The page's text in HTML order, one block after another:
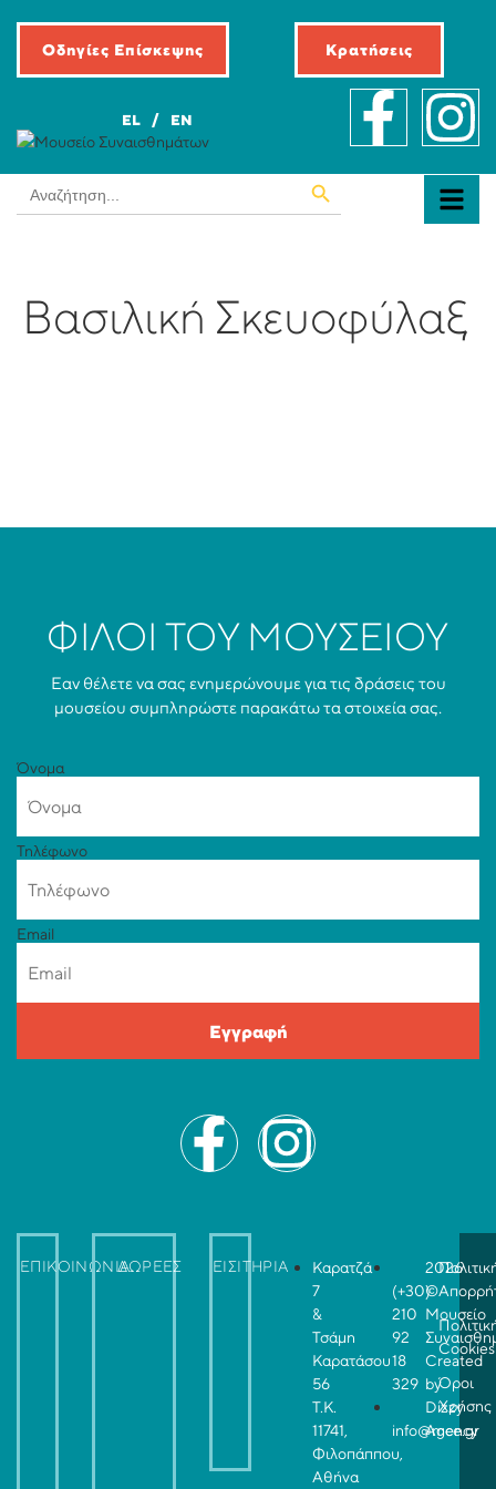
EL EN
Οδηγίες Επίσκεψης Κρατήσεις
for:
Search Button
Βασιλική Σκευοφύλαξ
ΦΊΛΟΙ ΤΟΥ ΜΟΥΣΕΊΟΥ
Εαν θέλετε να σας ενημερώνουμε για τις δράσεις του
μουσείου συμπληρώστε παρακάτω τα στοιχεία σας.
Όνομα
Τηλέφωνο
Email
Εγγραφή
ΕΠΙΚΟΙΝΩΝΙΑΔΩΡΕΕΣ ΕΙΣΙΤΗΡΙΑ
Καρατζά
7
&
Τσάμη
Καρατάσου
56
Τ.Κ.
11741,
Φιλοπάππου,
Αθήνα
(+30)
210
92
18
329
info@mce.gr
2026
©
Μουσείο
Created
by
Dizzy
Agency
Cookies
Όροι
Χρήσης